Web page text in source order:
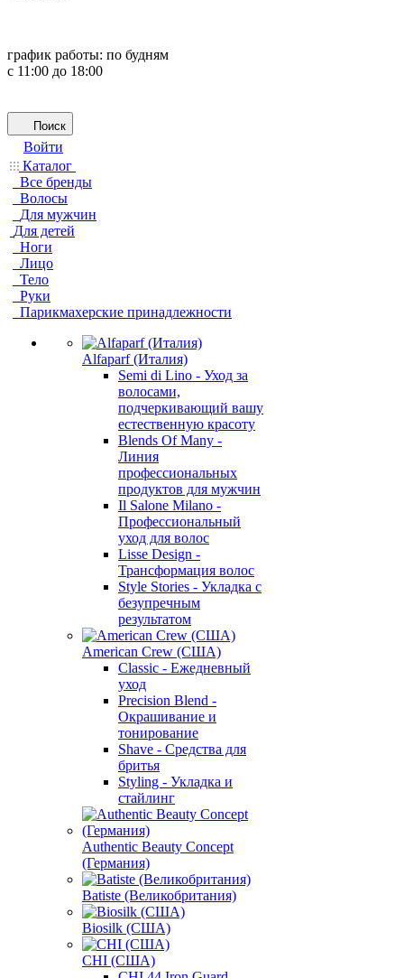
график работы: по будням
с 11:00 до 18:00
Поиск
Войти
Каталог
Все бренды
Волосы
Для мужчин
Для детей
Ноги
Лицо
Тело
Руки
Парикмахерские принадлежности
Alfaparf (Италия)
Semi di Lino - Уход за
волосами,
подчеркивающий вашу
естественную красоту
Blends Of Many -
Линия
профессиональных
продуктов для мужчин
Il Salone Milano -
Профессиональный
уход для волос
Lisse Design -
Трансформация волос
Style Stories - Укладка с
безупречным
результатом
American Crew (США)
Classic - Ежедневный
уход
Precision Blend -
Окрашивание и
тонирование
Shave - Средства для
бритья
Styling - Укладка и
стайлинг
Authentic Beauty Concept
(Германия)
Batiste (Великобритания)
Biosilk (США)
CHI (США)